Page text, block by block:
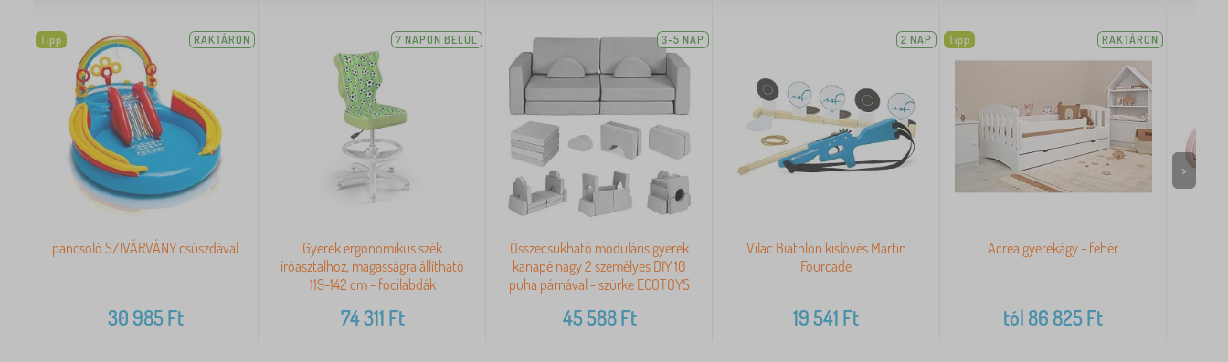
Tipp RAKTÁRON
pancsoló SZIVÁRVÁNY csúszdával
30 985Ft
7 NAPON BELÜL
Gyerek ergonomikus szék
íróasztalhoz, magasságra állítható
119-142 cm - focilabdák
74 311 Ft
3-5 NAP
Összecsukható moduláris gyerek
kanapé nagy 2 személyes DIY 10
puha párnával - szürke ECOTOYS
45 588Ft
2 NAP
Vilac Biathlon kislövés Martin
Fourcade
19 541 Ft
Tipp RAKTÁRON
Acrea gyerekágy - fehér
tól 86 825Ft
>